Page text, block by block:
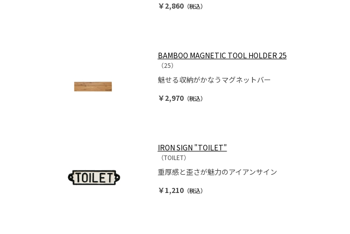
￥2,860（税込）
BAMBOO MAGNETIC TOOL HOLDER 25
（25）
魅せる収納がかなうマグネットバー
￥2,970（税込）
IRON SIGN "TOILET"
（TOILET）
重厚感と歪さが魅力のアイアンサイン
￥1,210（税込）